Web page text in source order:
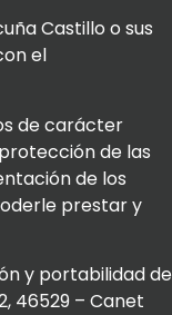
Castillo o sus
el
de carácter
de las
de los
prestar y
y portabilidad de
46529 – Canet